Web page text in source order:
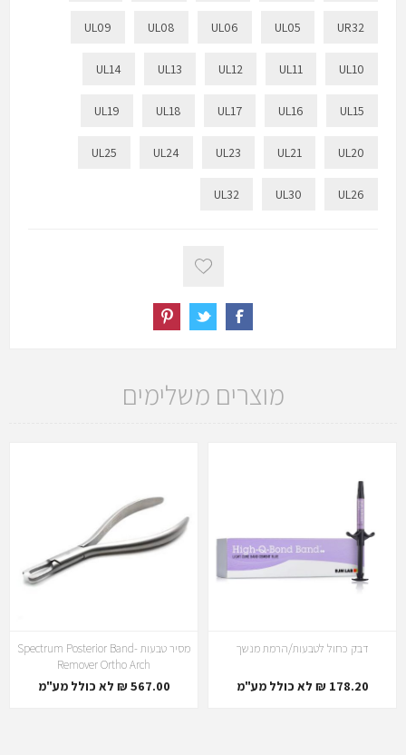
UR32
UL05
UL06
UL08
UL09
UL10
UL11
UL12
UL13
UL14
UL15
UL16
UL17
UL18
UL19
UL20
UL21
UL23
UL24
UL25
UL26
UL30
UL32
מוצרים משלימים
דבק כחול לטבעות/הרמת מנשך
178.20 ₪ לא כולל מע"מ
מסיר טבעות -Spectrum Posterior Band
Remover Ortho Arch
567.00 ₪ לא כולל מע"מ